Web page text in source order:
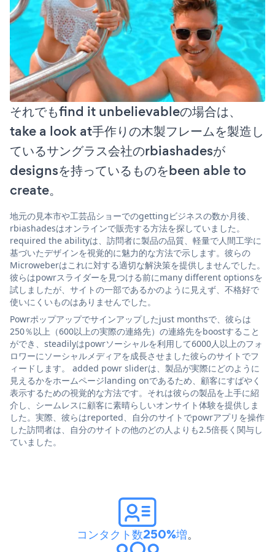
それでもfind it unbelievableの場合は、
take a look at手作りの木製フレームを製造し
ているサングラス会社のrbiashadesが
designsを持っているものをbeen able to
create。
地元の見本市や工芸品ショーでのgettingビジネスの数か月後、
rbiashadesはオンラインで販売する方法を探していました。
required the abilityは、訪問者に製品の品質、軽量で人間工学に
基づいたデザインを視覚的に魅力的な方法で示します。彼らの
Microweberはこれに対する適切な解決策を提供しませんでした。
彼らはpowrスライダーを見つける前にmany different optionsを
試しましたが、サイトの一部であるかのように見えず、不格好で
使いにくいものはありませんでした。
Powrポップアップでサインアップしたjust monthsで、彼らは
250％以上（600以上の実際の連絡先）の連絡先をboostすること
ができ、steadilyはpowrソーシャルを利用して6000人以上のフォ
ロワーにソーシャルメディアを成長させました彼らのサイトでフ
ィードします。 added powr sliderは、製品が実際にどのように
見えるかをホームページlanding onであるため、顧客にすばやく
表示するための視覚的な方法です。それは彼らの製品を上手に紹
介し、シームレスに顧客に素晴らしいオンサイト体験を提供しま
した。実際、彼らはreported、自分のサイトでpowrアプリを操作
した訪問者は、自分のサイトの他のどの人よりも2.5倍長く関与し
ていました。
コンタクト数250%増。